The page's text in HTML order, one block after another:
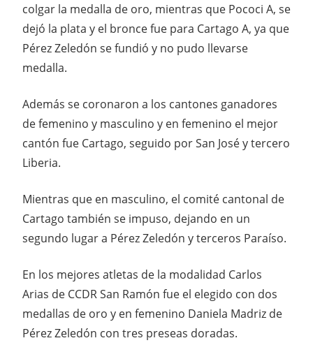
colgar la medalla de oro, mientras que Pococi A, se
dejó la plata y el bronce fue para Cartago A, ya que
Pérez Zeledón se fundió y no pudo llevarse
medalla.
Además se coronaron a los cantones ganadores
de femenino y masculino y en femenino el mejor
cantón fue Cartago, seguido por San José y tercero
Liberia.
Mientras que en masculino, el comité cantonal de
Cartago también se impuso, dejando en un
segundo lugar a Pérez Zeledón y terceros Paraíso.
En los mejores atletas de la modalidad Carlos
Arias de CCDR San Ramón fue el elegido con dos
medallas de oro y en femenino Daniela Madriz de
Pérez Zeledón con tres preseas doradas.